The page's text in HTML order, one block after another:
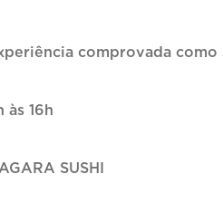
comprovada
às 16h
SUSHI